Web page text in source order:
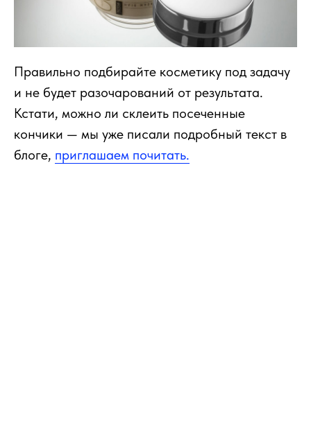
Правильно подбирайте косметику под задачу
и не будет разочарований от результата.
Кстати, можно ли склеить посеченные
кончики — мы уже писали подробный текст в
блоге, приглашаем почитать.